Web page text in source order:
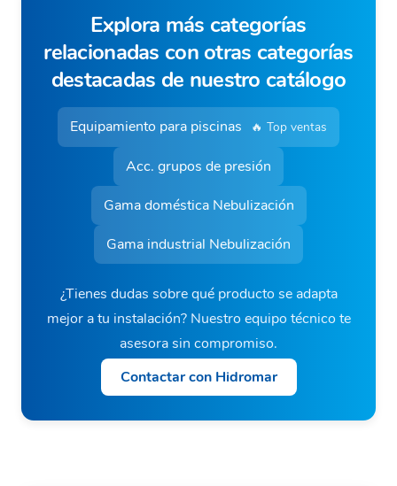
Explora más categorías
relacionadas con otras categorías
destacadas de nuestro catálogo
Equipamiento para piscinas 🔥 Top ventas
Acc. grupos de presión
Gama doméstica Nebulización
Gama industrial Nebulización
¿Tienes dudas sobre qué producto se adapta
mejor a tu instalación? Nuestro equipo técnico te
asesora sin compromiso.
Contactar con Hidromar